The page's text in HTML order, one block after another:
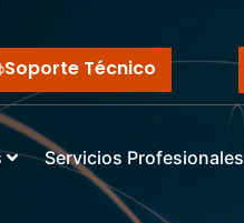
Soporte Técnico
Servicios Profesionales